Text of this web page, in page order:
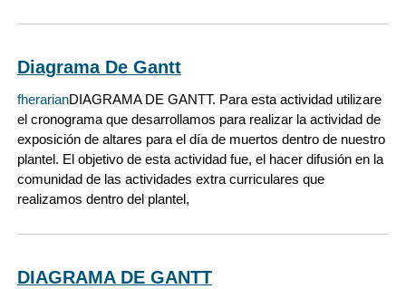
Diagrama De Gantt
fherarianDIAGRAMA DE GANTT. Para esta actividad utilizare
el cronograma que desarrollamos para realizar la actividad de
exposición de altares para el día de muertos dentro de nuestro
plantel. El objetivo de esta actividad fue, el hacer difusión en la
comunidad de las actividades extra curriculares que
realizamos dentro del plantel,
DIAGRAMA DE GANTT